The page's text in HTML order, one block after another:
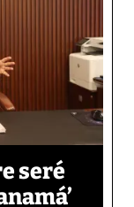
seré